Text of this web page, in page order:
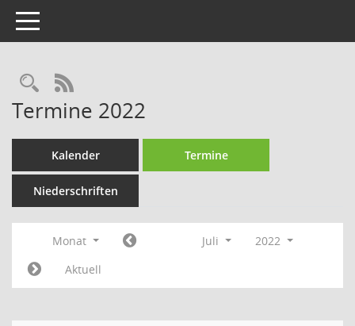
Toggle navigation
Rechercheauswahl
RSS-Feed
Termine 2022
Kalender Termine
Niederschriften
Monat Juli
2022
Aktuell